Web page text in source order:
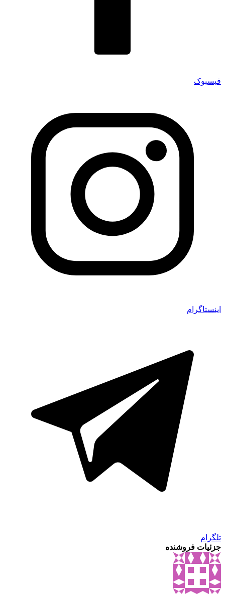
فیسبوک
اینستاگرام
تلگرام
جزئیات فروشنده